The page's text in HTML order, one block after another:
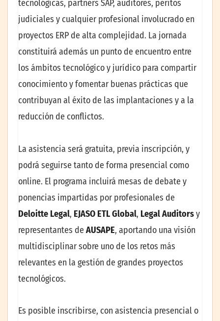
tecnológicas, partners SAP, auditores, peritos
judiciales y cualquier profesional involucrado en
proyectos ERP de alta complejidad. La jornada
constituirá además un punto de encuentro entre
los ámbitos tecnológico y jurídico para compartir
conocimiento y fomentar buenas prácticas que
contribuyan al éxito de las implantaciones y a la
reducción de conflictos.
La asistencia será gratuita, previa inscripción, y
podrá seguirse tanto de forma presencial como
online. El programa incluirá mesas de debate y
ponencias impartidas por profesionales de
Deloitte Legal, EJASO ETL Global, Legal Auditorsy
representantes de AUSAPE, aportando una visión
multidisciplinar sobre uno de los retos más
relevantes en la gestión de grandes proyectos
tecnológicos.
Es posible inscribirse, con asistencia presencial o